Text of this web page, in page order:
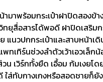
มาพร้อมกระเป๋าฝาปิดสองข้
ทยุสื่อสารได้พอดี ฝาปิดเสริม
แนวปกกระเป๋าและสาบหน้าเ
ทเทิร์นช่วงลำตัวเว้าเอวเล็ก
น เวิร์กทั้งยืด เอื้อม ก้มเงยโด
ใส่ทับกางเกงหรือสอดชายก็ยั